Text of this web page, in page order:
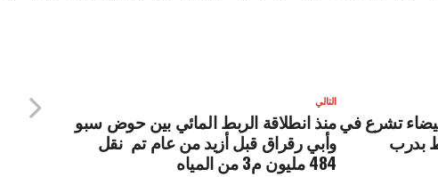
التالي
منذ انطلاقة الربط المائي بين حوض سبو
وأبي رقراق قبل أزيد من عام تم نقل
484 مليون م3 من المياه
تشرع في
بدرب